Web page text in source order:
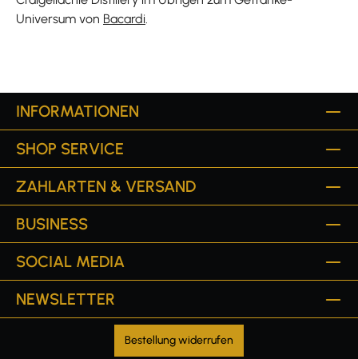
Universum von Bacardi.
INFORMATIONEN
SHOP SERVICE
ZAHLARTEN & VERSAND
BUSINESS
SOCIAL MEDIA
NEWSLETTER
Bestellung widerrufen